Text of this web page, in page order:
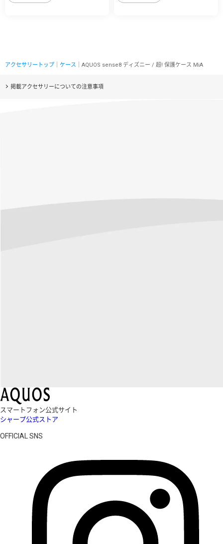
アクセサリートップ ケース ｜AQUOS sense8 ディズニー / 超! 保護ケース MiA
掲載アクセサリーについての注意事項
スマートフォン公式サイト
シャープ公式ストア
OFFICIAL SNS